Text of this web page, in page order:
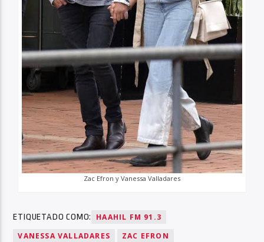
Zac Efron y Vanessa Valladares
ETIQUETADO COMO:
HAAHIL FM 91.3
VANESSA VALLADARES
ZAC EFRON